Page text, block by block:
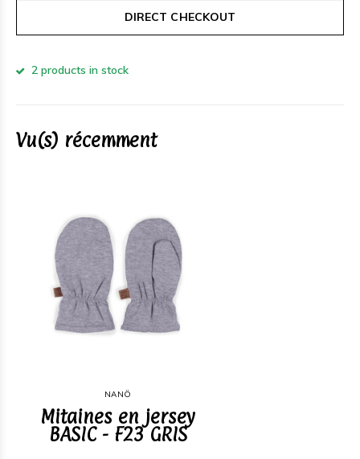
DIRECT CHECKOUT
2 products in stock
Vu(s) récemment
NANÖ
Mitaines en jersey
BASIC - F23 GRIS